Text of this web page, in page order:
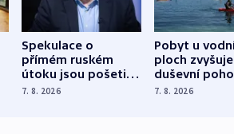
Spekulace o
přímém ruském
útoku jsou pošetilé,
míní estonský
7. 8. 2026
Pobyt u
ploch zvyšuje
duševní
ukázala
7. 8. 2026